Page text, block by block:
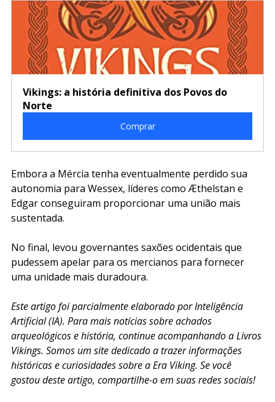
Vikings: a história definitiva dos Povos do
Norte
Comprar
Embora a Mércia tenha eventualmente perdido sua
autonomia para Wessex, líderes como Æthelstan e
Edgar conseguiram proporcionar uma união mais
sustentada.
No final, levou governantes saxões ocidentais que
pudessem apelar para os mercianos para fornecer
uma unidade mais duradoura.
Este artigo foi parcialmente elaborado por Inteligência
Artificial (IA). Para mais notícias sobre achados
arqueológicos e história, continue acompanhando a Livros
Vikings. Somos um site dedicado a trazer informações
históricas e curiosidades sobre a Era Viking. Se você
gostou deste artigo, compartilhe-o em suas redes sociais!